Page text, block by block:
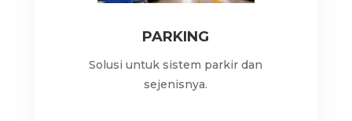
PARKING
Solusi untuk sistem parkir dan
sejenisnya.